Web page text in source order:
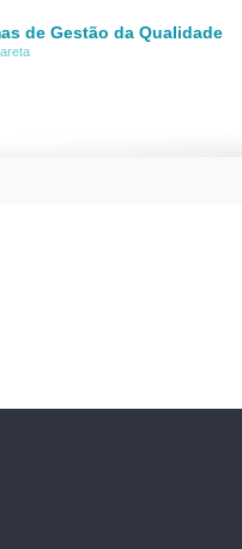
de Gestão da Qualidade